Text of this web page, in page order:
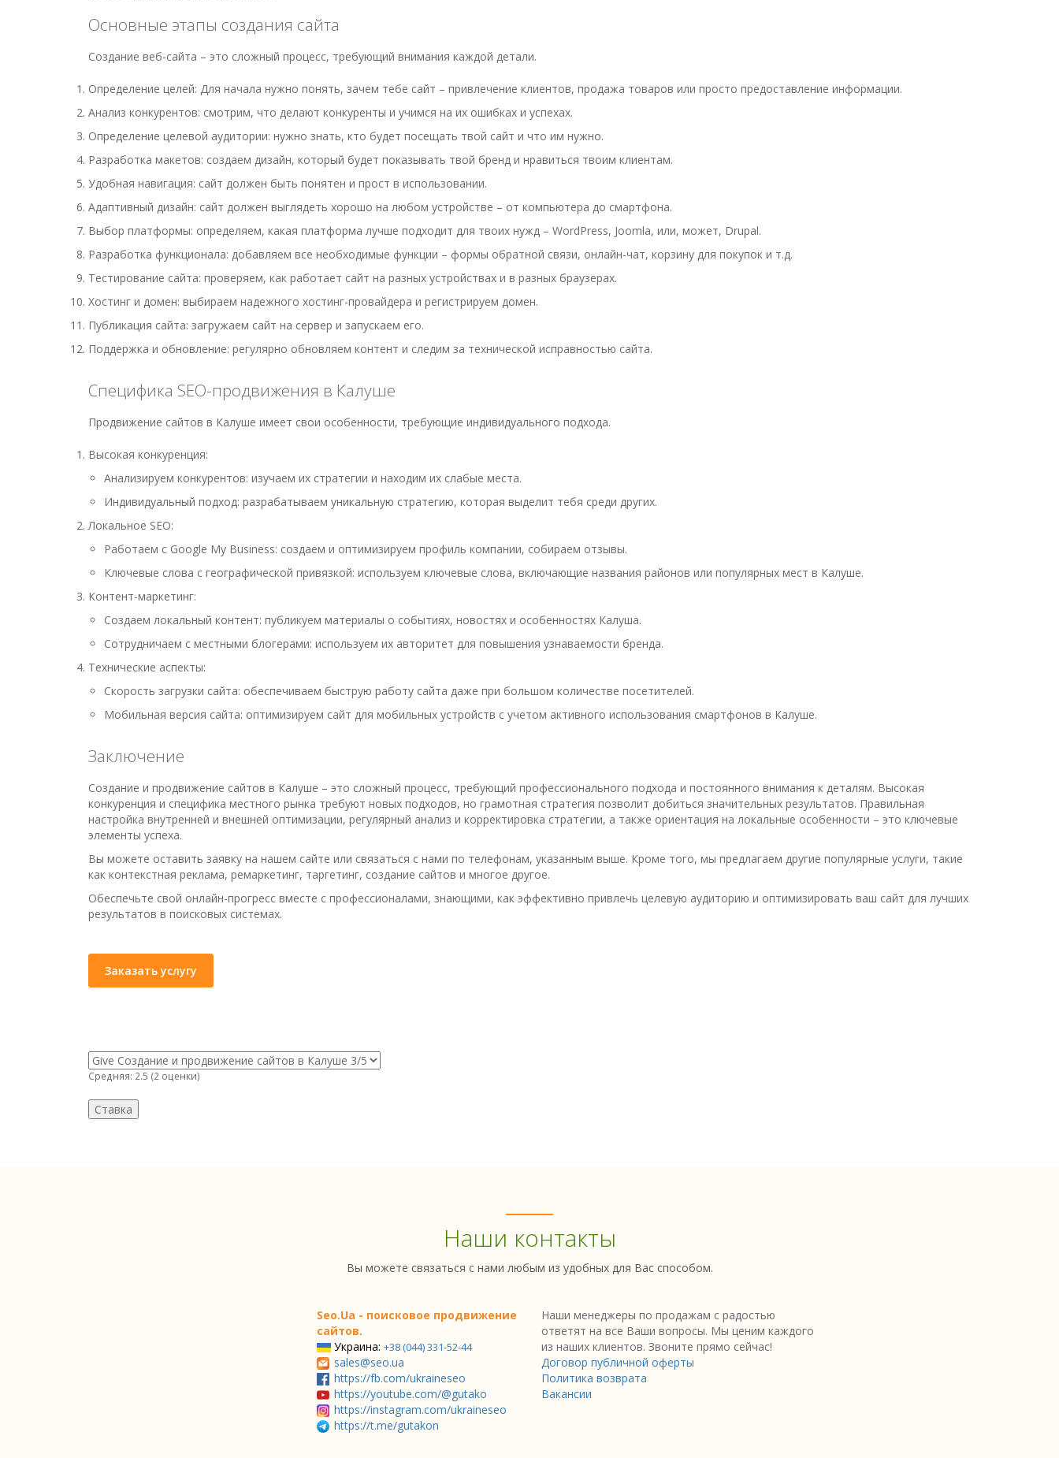
Основные этапы создания сайта
Создание веб-сайта – это сложный процесс, требующий внимания каждой детали.
Определение целей: Для начала нужно понять, зачем тебе сайт – привлечение клиентов, продажа товаров или просто предоставление информации.
Анализ конкурентов: смотрим, что делают конкуренты и учимся на их ошибках и успехах.
Определение целевой аудитории: нужно знать, кто будет посещать твой сайт и что им нужно.
Разработка макетов: создаем дизайн, который будет показывать твой бренд и нравиться твоим клиентам.
Удобная навигация: сайт должен быть понятен и прост в использовании.
Адаптивный дизайн: сайт должен выглядеть хорошо на любом устройстве – от компьютера до смартфона.
Выбор платформы: определяем, какая платформа лучше подходит для твоих нужд – WordPress, Joomla, или, может, Drupal.
Разработка функционала: добавляем все необходимые функции – формы обратной связи, онлайн-чат, корзину для покупок и т.д.
Тестирование сайта: проверяем, как работает сайт на разных устройствах и в разных браузерах.
Хостинг и домен: выбираем надежного хостинг-провайдера и регистрируем домен.
Публикация сайта: загружаем сайт на сервер и запускаем его.
Поддержка и обновление: регулярно обновляем контент и следим за технической исправностью сайта.
Специфика SEO-продвижения в Калуше
Продвижение сайтов в Калуше имеет свои особенности, требующие индивидуального подхода.
Высокая конкуренция:
Анализируем конкурентов: изучаем их стратегии и находим их слабые места.
Индивидуальный подход: разрабатываем уникальную стратегию, которая выделит тебя среди других.
Локальное SEO:
Работаем с Google My Business: создаем и оптимизируем профиль компании, собираем отзывы.
Ключевые слова с географической привязкой: используем ключевые слова, включающие названия районов или популярных мест в Калуше.
Контент-маркетинг:
Создаем локальный контент: публикуем материалы о событиях, новостях и особенностях Калуша.
Сотрудничаем с местными блогерами: используем их авторитет для повышения узнаваемости бренда.
Технические аспекты:
Скорость загрузки сайта: обеспечиваем быструю работу сайта даже при большом количестве посетителей.
Мобильная версия сайта: оптимизируем сайт для мобильных устройств с учетом активного использования смартфонов в Калуше.
Заключение
Создание и продвижение сайтов в Калуше – это сложный процесс, требующий профессионального подхода и постоянного внимания к деталям. Высокая
конкуренция и специфика местного рынка требуют новых подходов, но грамотная стратегия позволит добиться значительных результатов. Правильная
настройка внутренней и внешней оптимизации, регулярный анализ и корректировка стратегии, а также ориентация на локальные особенности – это ключевые
элементы успеха.
Вы можете оставить заявку на нашем сайте или связаться с нами по телефонам, указанным выше. Кроме того, мы предлагаем другие популярные услуги, такие
как контекстная реклама, ремаркетинг, таргетинг, создание сайтов и многое другое.
Обеспечьте свой онлайн-прогресс вместе с профессионалами, знающими, как эффективно привлечь целевую аудиторию и оптимизировать ваш сайт для лучших
результатов в поисковых системах.
Заказать услугу
Средняя: 2.5 (2 оценки)
Наши контакты
Вы можете связаться с нами любым из удобных для Вас способом.
Seo.Ua - поисковое продвижение
сайтов.
Украина: +38 (044) 331-52-44
sales@seo.ua
https://fb.com/ukraineseo
https://youtube.com/@gutako
https://instagram.com/ukraineseo
https://t.me/gutakon
Наши менеджеры по продажам с радостью
ответят на все Ваши вопросы. Мы ценим каждого
из наших клиентов. Звоните прямо сейчас!
Договор публичной оферты
Политика возврата
Вакансии